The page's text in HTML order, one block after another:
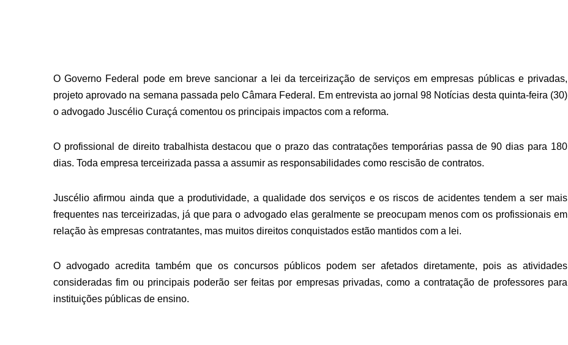
O Governo Federal pode em breve sancionar a lei da terceirização de serviços em empresas públicas e privadas,
projeto aprovado na semana passada pelo Câmara Federal. Em entrevista ao jornal 98 Notícias desta quinta-feira (30)
o advogado Juscélio Curaçá comentou os principais impactos com a reforma.
O profissional de direito trabalhista destacou que o prazo das contratações temporárias passa de 90 dias para 180
dias. Toda empresa terceirizada passa a assumir as responsabilidades como rescisão de contratos.
Juscélio afirmou ainda que a produtividade, a qualidade dos serviços e os riscos de acidentes tendem a ser mais
frequentes nas terceirizadas, já que para o advogado elas geralmente se preocupam menos com os profissionais em
relação às empresas contratantes, mas muitos direitos conquistados estão mantidos com a lei.
O advogado acredita também que os concursos públicos podem ser afetados diretamente, pois as atividades
consideradas fim ou principais poderão ser feitas por empresas privadas, como a contratação de professores para
instituições públicas de ensino.